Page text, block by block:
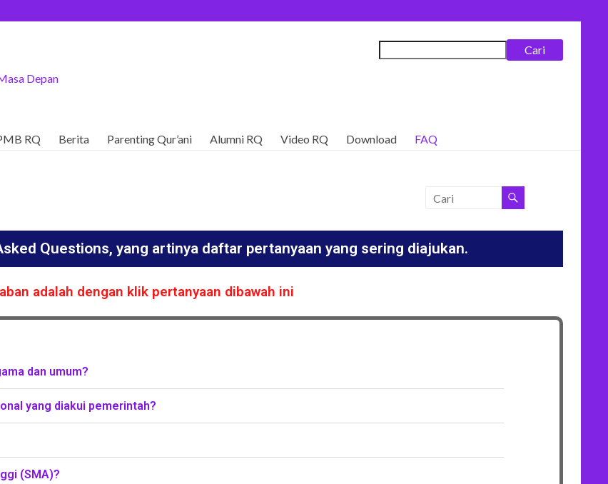
Depan
Cari
RQ Berita Parenting Qur’ani Alumni RQ Video RQ Download FAQ
Questions, yang artinya daftar pertanyaan yang sering diajukan.
adalah dengan klik pertanyaan dibawah ini
dan umum?
yang diakui pemerintah?
(SMA)?